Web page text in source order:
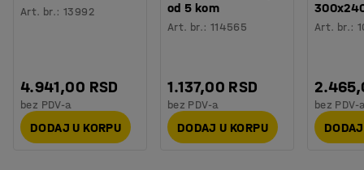
Art. br.:13992
4.941,00 RSD
bez PDV-a
DODAJ U KORPU
od 5 kom
Art. br.: 114565
1.137,00 RSD
bez PDV-a
DODAJ U KORPU
Art. br.:
bez PDV-